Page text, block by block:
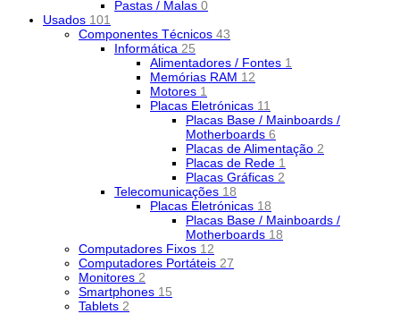
Pastas / Malas 0
Usados 101
Componentes Técnicos 43
Informática 25
Alimentadores / Fontes 1
Memórias RAM 12
Motores 1
Placas Eletrónicas 11
Placas Base / Mainboards /
Motherboards 6
Placas de Alimentação 2
Placas de Rede 1
Placas Gráficas 2
Telecomunicações 18
Placas Eletrónicas 18
Placas Base / Mainboards /
Motherboards 18
Computadores Fixos 12
Computadores Portáteis 27
Monitores 2
Smartphones 15
Tablets 2